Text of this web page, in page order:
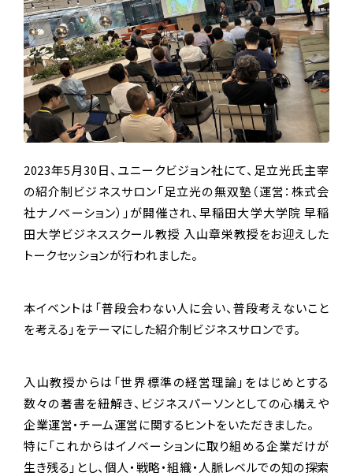
2023年5月30日、ユニークビジョン社にて、足立光氏主宰
の紹介制ビジネスサロン「足立光の無双塾（運営：株式会
社ナノベーション）」が開催され、早稲田大学大学院 早稲
田大学ビジネススクール教授 入山章栄教授をお迎えした
トークセッションが行われました。
本イベントは「普段会わない人に会い、普段考えないこと
を考える」をテーマにした紹介制ビジネスサロンです。
入山教授からは「世界標準の経営理論」をはじめとする
数々の著書を紐解き、ビジネスパーソンとしての心構えや
企業運営・チーム運営に関するヒントをいただきました。
特に「これからはイノベーションに取り組める企業だけが
生き残る」とし、個人・戦略・組織・人脈レベルでの知の探索